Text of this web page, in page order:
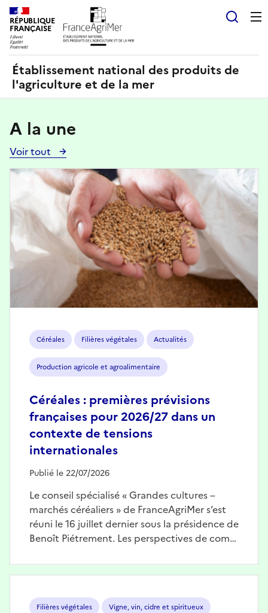
RÉPUBLIQUE
FRANÇAISE
Établissement national des produits de
l'agriculture et de la mer
A la une
Voir tout
Voir
toutes
les
actualités
Céréales Filières végétales Actualités
Production agricole et agroalimentaire
Céréales : premières prévisions
françaises pour 2026/27 dans un
contexte de tensions
internationales
Publié le 22/07/2026
Le conseil spécialisé « Grandes cultures –
marchés céréaliers » de FranceAgriMer s’est
réuni le 16 juillet dernier sous la présidence de
Benoît Piétrement. Les perspectives de com…
Image
Filières végétales Vigne, vin, cidre et spiritueux
Panneau de gestion des cookies